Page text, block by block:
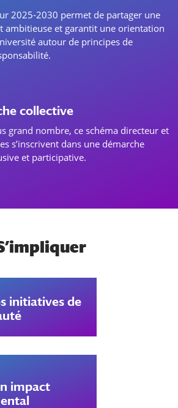
2025-2030 permet de partager une
ambitieuse et garantit une orientation
autour de principes de
collective
grand nombre, ce schéma directeur et
s’inscrivent dans une démarche
et participative.
initiatives de
impact